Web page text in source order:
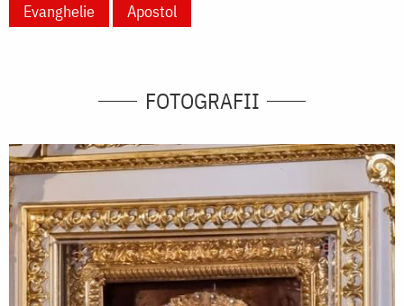
Evanghelie
Apostol
FOTOGRAFII